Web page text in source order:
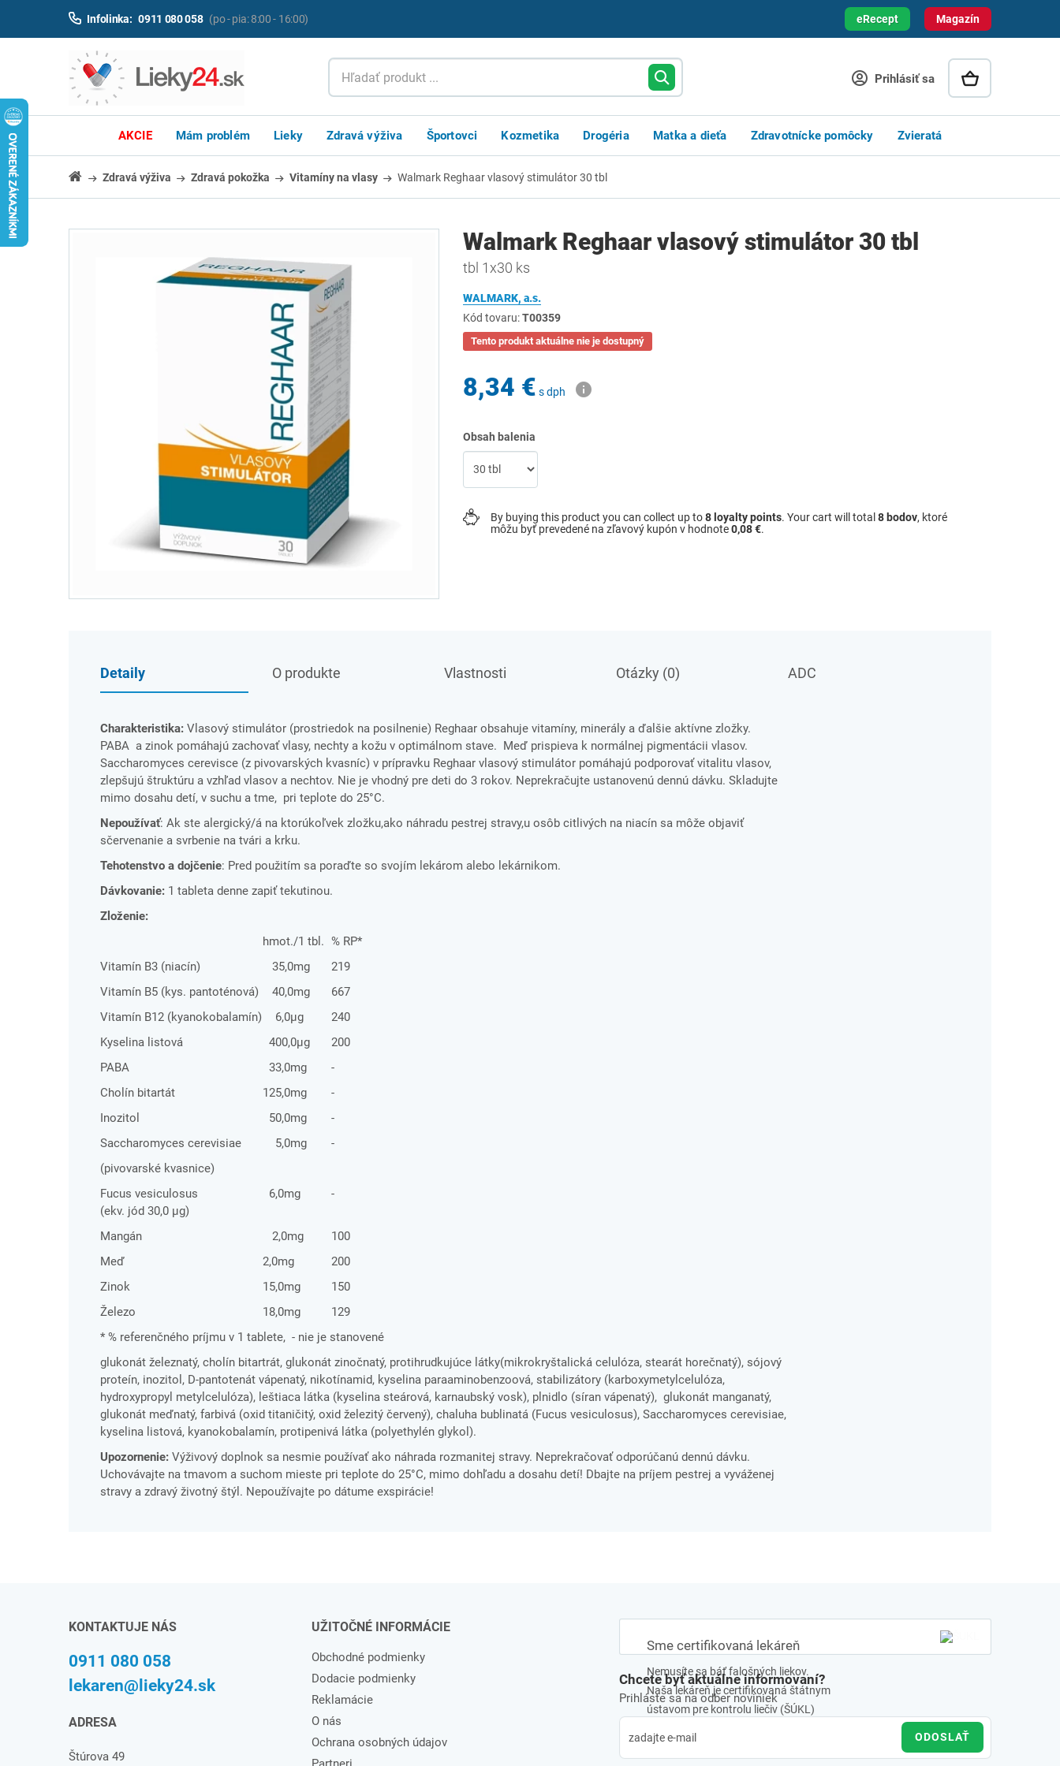
Magazín
Infolinka: 0911 080 058 (po - pia: 8:00 - 16:00) eRecept
Prihlásiť sa
AKCIE Mám problém Lieky Zdravá výživa Športovci Kozmetika Drogéria Matka a dieťa Zdravotnícke pomôcky Zvieratá
Zdravá výživa Zdravá pokožka Vitamíny na vlasy Walmark Reghaar vlasový stimulátor 30 tbl
Walmark Reghaar vlasový stimulátor 30 tbl
tbl 1x30 ks
WALMARK, a.s.
Kód tovaru:T00359
Tento produkt aktuálne nie je dostupný
8,34 € s dph
Obsah balenia
By buying this product you can collect up to8 loyalty points. Your cart will total 8 bodov, ktoré
môžu byť prevedené na zľavový kupón v hodnote0,08 €.
Detaily O produkte Vlastnosti Otázky (0) ADC
Charakteristika: Vlasový stimulátor (prostriedok na posilnenie) Reghaar obsahuje vitamíny, minerály a ďalšie aktívne zložky.
PABA a zinok pomáhajú zachovať vlasy, nechty a kožu v optimálnom stave. Meď prispieva k normálnej pigmentácii vlasov.
Saccharomyces cerevisce (z pivovarských kvasníc) v prípravku Reghaar vlasový stimulátor pomáhajú podporovať vitalitu vlasov,
zlepšujú štruktúru a vzhľad vlasov a nechtov. Nie je vhodný pre deti do 3 rokov. Neprekračujte ustanovenú dennú dávku. Skladujte
mimo dosahu detí, v suchu a tme, pri teplote do 25°C.
Nepoužívať: Ak ste alergický/á na ktorúkoľvek zložku,ako náhradu pestrej stravy,u osôb citlivých na niacín sa môže objaviť
sčervenanie a svrbenie na tvári a krku.
Tehotenstvo a dojčenie: Pred použitím sa poraďte so svojím lekárom alebo lekárnikom.
Dávkovanie: 1 tableta denne zapiť tekutinou.
Zloženie:
hmot./1 tbl. % RP*
Vitamín B3 (niacín)
35,0mg
219
Vitamín B5 (kys. pantoténová)
40,0mg
667
Vitamín B12 (kyanokobalamín) 6,0µg
240
Kyselina listová
400,0µg
200
PABA
33,0mg
-
Cholín bitartát
125,0mg
-
Inozitol
50,0mg
-
Saccharomyces cerevisiae
5,0mg
-
(pivovarské kvasnice)
Fucus vesiculosus
(ekv. jód 30,0 µg)
6,0mg -
Mangán 2,0mg
100
Meď
2,0mg
200
Zinok
15,0mg
150
Železo
18,0mg
129
* % referenčného príjmu v 1 tablete, - nie je stanovené
glukonát železnatý, cholín bitartrát, glukonát zinočnatý, protihrudkujúce látky(mikrokryštalická celulóza, stearát horečnatý), sójový
proteín, inozitol, D-pantotenát vápenatý, nikotínamid, kyselina paraaminobenzoová, stabilizátory (karboxymetylcelulóza,
hydroxypropyl metylcelulóza), leštiaca látka (kyselina steárová, karnaubský vosk), plnidlo (síran vápenatý), glukonát manganatý,
glukonát meďnatý, farbivá (oxid titaničitý, oxid železitý červený), chaluha bublinatá (Fucus vesiculosus), Saccharomyces cerevisiae,
kyselina listová, kyanokobalamín, protipenivá látka (polyethylén glykol).
Upozornenie: Výživový doplnok sa nesmie používať ako náhrada rozmanitej stravy. Neprekračovať odporúčanú dennú dávku.
Uchovávajte na tmavom a suchom mieste pri teplote do 25°C, mimo dohľadu a dosahu detí! Dbajte na príjem pestrej a vyváženej
stravy a zdravý životný štýl. Nepoužívajte po dátume exspirácie!
Sme certifikovaná lekáreň
Nemusíte sa báť falošných liekov.
Naša lekáreň je certifikovaná štátnym
ústavom pre kontrolu liečiv (ŠÚKL)
KONTAKTUJE NÁS
0911 080 058
lekaren@lieky24.sk
ADRESA
Štúrova 49
UŽITOČNÉ INFORMÁCIE
Obchodné podmienky
Dodacie podmienky
Reklamácie
O nás
Ochrana osobných údajov
Chcete byť aktuálne informovaní?
Prihláste sa na odber noviniek
ODOSLAŤ